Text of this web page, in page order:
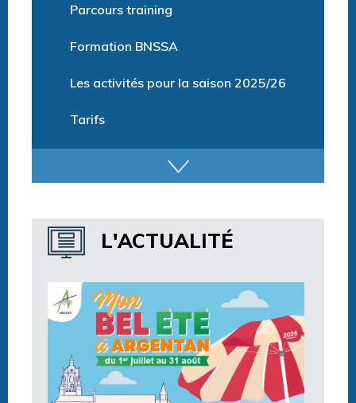
Parcours training
Formation BNSSA
Les activités pour la saison 2025/26
Tarifs
Horaires centre aquatique
L'ACTUALITÉ